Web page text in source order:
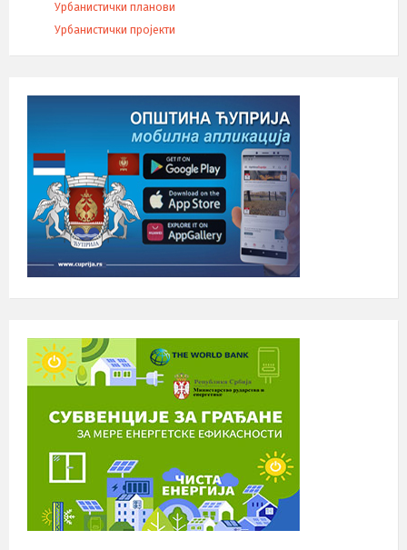
Урбанистички планови
Урбанистички пројекти